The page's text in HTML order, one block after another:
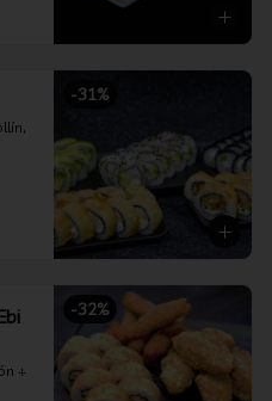
-31%
-32%
+